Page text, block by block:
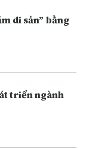
di sản” bằng
triển ngành